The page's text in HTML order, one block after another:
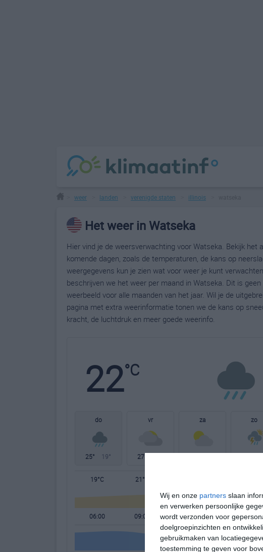
Wij en onze partners slaan
en verwerken persoonlijke
wordt verzonden voor
doelgroepinzichten en
gebruikmaken van
toestemming te geven voor
weer landen verenigde staten illinois
Het weer in Watseka
Hier vind je de weersverwachting voor Watseka. Bekijk
komende dagen, zoals de temperaturen, de kans op
weergegevens kun je zien wat voor weer je kunt
beschrijven we het weer per maand in Watseka. Dit is
weerbeeld voor alle maanden van het jaar. Wil je de
pagina met extra weerinformatie tonen we de kans op
kracht, de luchtdruk en meer goede weerinfo.
22°C
do
25° 19°
vr
27°
za zo
19°C 21°C
06:00 09:00 12:00 15:00